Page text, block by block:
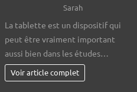
Sarah
La tablette est un dispositif qui
peut être vraiment important
aussi bien dans les études…
Voir article complet